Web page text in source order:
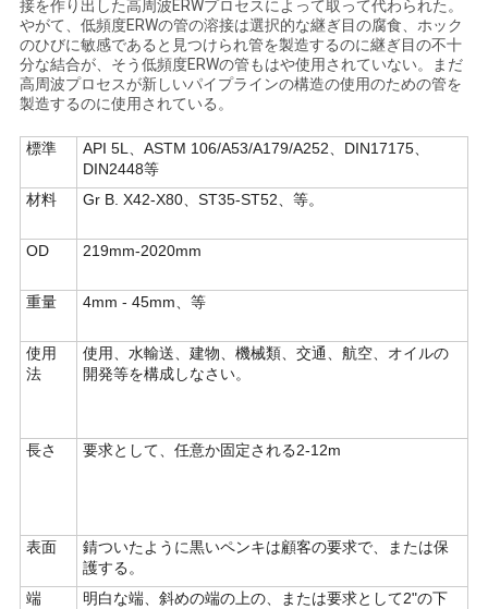
せ
ニ
ュ
ー
ス
べ
の
合
接を作り出した高周波ERWプロセスによって取って代わられた。
やがて、低頻度ERWの管の溶接は選択的な継ぎ目の腐食、ホック
のひびに敏感であると見つけられ管を製造するのに継ぎ目の不十
分な結合が、そう低頻度ERWの管もはや使用されていない。まだ
高周波プロセスが新しいパイプラインの構造の使用のための管を
製造するのに使用されている。
標準
API 5L、ASTM 106/A53/A179/A252、DIN17175、
DIN2448等
材料
Gr B. X42-X80、ST35-ST52、等。
OD 219mm-2020mm
重量 4mm - 45mm、等
使用
法
使用、水輸送、建物、機械類、交通、航空、オイルの
開発等を構成しなさい。
長さ 要求として、任意か固定される2-12m
表面
錆ついたように黒いペンキは顧客の要求で、または保
護する。
端
明白な端、斜めの端の上の、または要求として2"の下